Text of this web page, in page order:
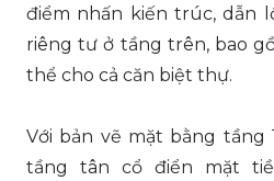
điểm nhấn kiến trúc, dẫn
riêng tư ở tầng trên, bao
thể cho cả căn biệt thự.
Với bản vẽ mặt bằng tầng
tầng tân cổ điển mặt